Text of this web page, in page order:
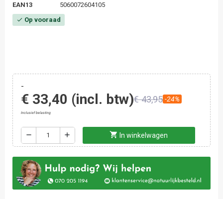
EAN13
5060072604105
check Op vooraad
-
€ 33,40 (incl. btw)€ 43,95 -24%
Inclusief belasting
remove add shopping_cart In winkelwagen